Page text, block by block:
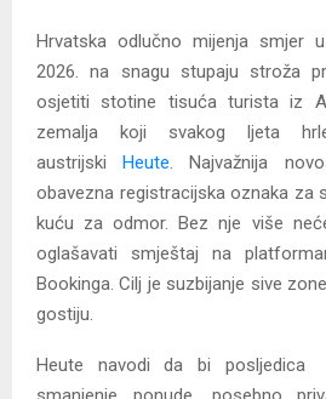
Hrvatska odlučno mijenja smjer
2026. na snagu stupaju stroža
osjetiti stotine tisuća turista iz
zemalja koji svakog ljeta
austrijskiHeute. Najvažnija
obavezna registracijska oznaka za
kuću za odmor. Bez nje više
oglašavati smještaj na
Bookinga. Cilj je suzbijanje sive
gostiju.
Heute navodi da bi posljedica